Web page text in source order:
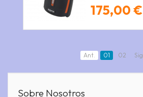
175,00 €
Ant. 01 02 Sig.
Sobre Nosotros